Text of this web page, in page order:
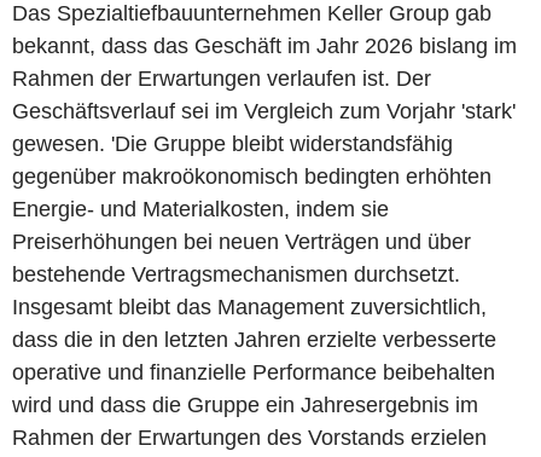
Das Spezialtiefbauunternehmen Keller Group gab
bekannt, dass das Geschäft im Jahr 2026 bislang im
Rahmen der Erwartungen verlaufen ist. Der
Geschäftsverlauf sei im Vergleich zum Vorjahr 'stark'
gewesen. 'Die Gruppe bleibt widerstandsfähig
gegenüber makroökonomisch bedingten erhöhten
Energie- und Materialkosten, indem sie
Preiserhöhungen bei neuen Verträgen und über
bestehende Vertragsmechanismen durchsetzt.
Insgesamt bleibt das Management zuversichtlich,
dass die in den letzten Jahren erzielte verbesserte
operative und finanzielle Performance beibehalten
wird und dass die Gruppe ein Jahresergebnis im
Rahmen der Erwartungen des Vorstands erzielen